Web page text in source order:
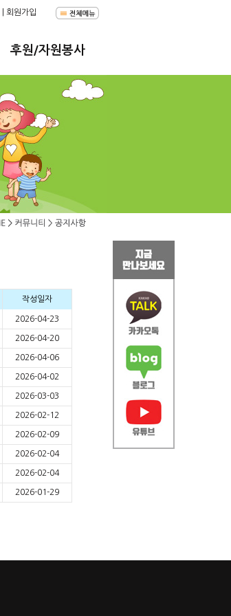
회원가입
후원/자원봉사
작성일자
2026-04-23
2026-04-20
2026-04-06
2026-04-02
2026-03-03
2026-02-12
2026-02-09
2026-02-04
2026-02-04
2026-01-29